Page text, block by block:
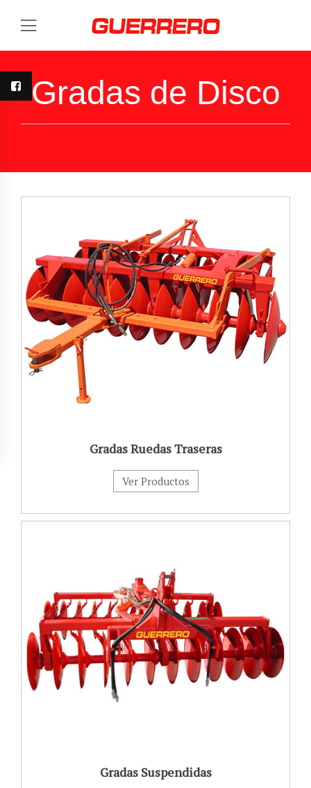
Gradas de Disco
Gradas Ruedas Traseras
Ver Productos
Gradas Suspendidas